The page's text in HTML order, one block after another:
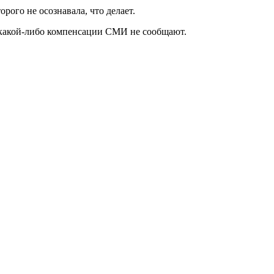
не осознавала, что делает.
либо компенсации СМИ не сообщают.